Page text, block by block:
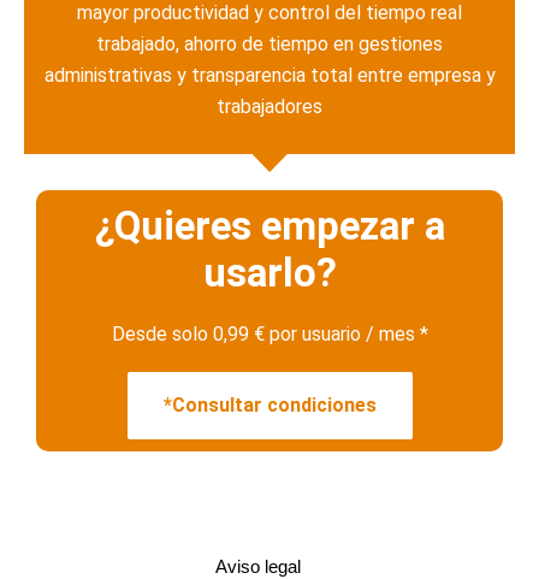
mayor productividad y control del tiempo real
trabajado, ahorro de tiempo en gestiones
administrativas y transparencia total entre empresa y
trabajadores
¿Quieres empezar a
usarlo?
Desde solo 0,99 € por usuario / mes *
*Consultar condiciones
Aviso legal